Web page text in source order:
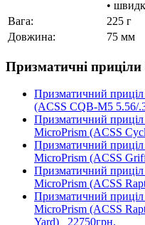
•
Вага:
225 г
Довжина:
75 мм
Призматичні
Призматичний
(ACSS CQB-M5 5.56/
Призматичний
MicroPrism (ACSS
Призматичний
MicroPrism (ACSS
Призматичний
MicroPrism (ACSS
Призматичний
MicroPrism (ACSS
Yard) 22750грн.